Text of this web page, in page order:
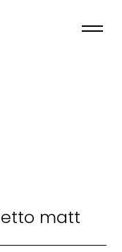
matt